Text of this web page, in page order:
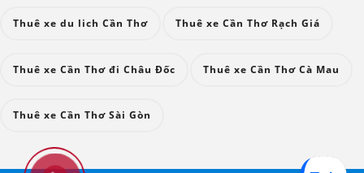
Thuê xe du lich Cần Thơ Thuê xe Cần Thơ Rạch Giá
Thuê xe Cần Thơ đi Châu Đốc Thuê xe Cần Thơ Cà Mau
Thuê xe Cần Thơ Sài Gòn